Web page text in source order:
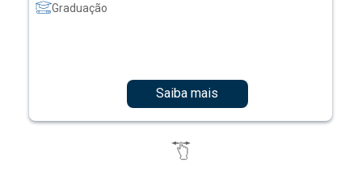
Graduação
Saiba mais